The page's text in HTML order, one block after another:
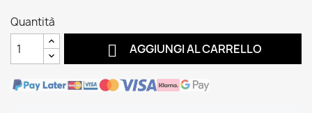
Quantità
 AGGIUNGI AL CARRELLO